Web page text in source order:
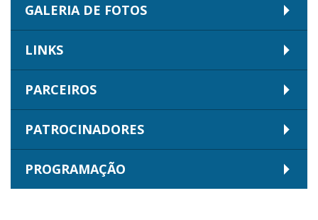
GALERIA DE FOTOS
LINKS
PARCEIROS
PATROCINADORES
PROGRAMAÇÃO